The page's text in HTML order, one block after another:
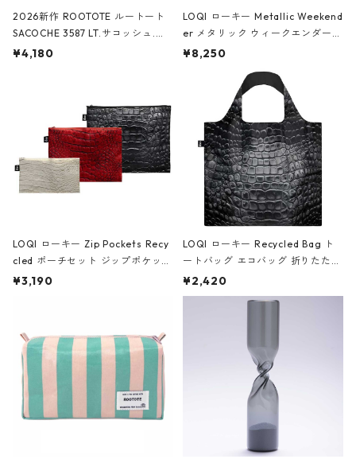
2026新作 ROOTOTE ルートート
SACOCHE 3587 LT.サコッシュ.ル
ミエ-B ショルダーバッグ グロスピ
¥4,180
LOQI ローキー Metallic Weekend
er メタリック ウィークエンダー
ボストンバッグ ショルダーバッグ
Black ジャン=ミッシェル・バスキ
ア/クラウン ブラック
¥8,250
LOQI ローキー Zip Pockets Recy
cled ポーチセット ジップポケット
ファスナーポーチ 撥水加工 トラベ
ーガンディー、オフホワイト
¥3,190
LOQI ローキー Recycled Bag ト
ートバッグ エコバッグ 折りたたみ
大きめ 撥水加工 収納ポーチ CRO
CODILE/Black クロコダイル/ブラ
¥2,420